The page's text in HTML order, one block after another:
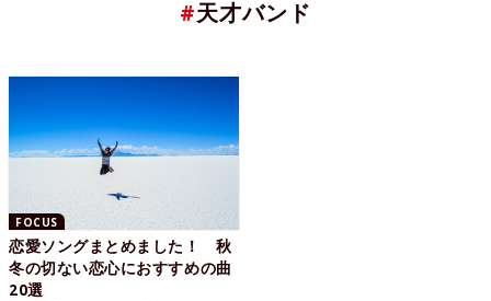
#天才バンド
FOCUS
恋愛ソングまとめました！ 秋
冬の切ない恋心におすすめの曲
20選